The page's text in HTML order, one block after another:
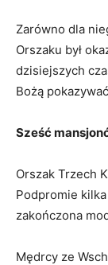
Zarówno dla
Orszaku był
dzisiejszych
Bożą
Sześć
Orszak Trzech
Podpromie
zakończona
Mędrcy ze